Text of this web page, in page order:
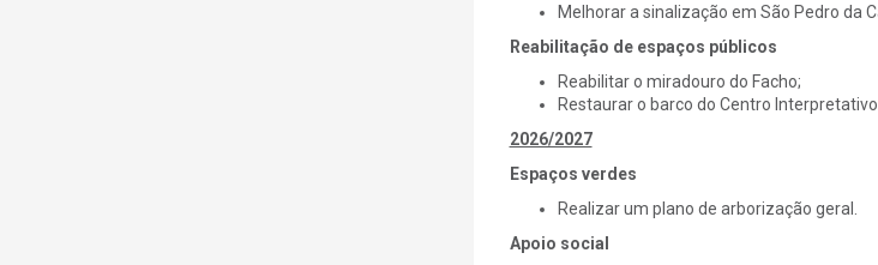
Melhorar a sinalização em São Pedro da
Reabilitação de espaços públicos
Reabilitar o miradouro do Facho;
Restaurar o barco do Centro Interpretativo
2026/2027
Espaços verdes
Realizar um plano de arborização geral.
Apoio social